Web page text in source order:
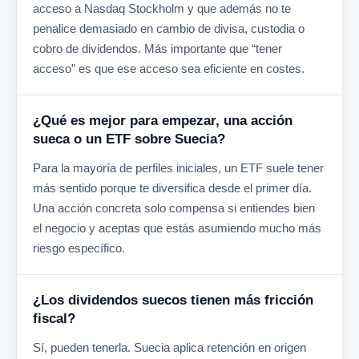
acceso a Nasdaq Stockholm y que además no te
penalice demasiado en cambio de divisa, custodia o
cobro de dividendos. Más importante que “tener
acceso” es que ese acceso sea eficiente en costes.
¿Qué es mejor para empezar, una acción
sueca o un ETF sobre Suecia?
Para la mayoría de perfiles iniciales, un ETF suele tener
más sentido porque te diversifica desde el primer día.
Una acción concreta solo compensa si entiendes bien
el negocio y aceptas que estás asumiendo mucho más
riesgo específico.
¿Los dividendos suecos tienen más fricción
fiscal?
Sí, pueden tenerla. Suecia aplica retención en origen